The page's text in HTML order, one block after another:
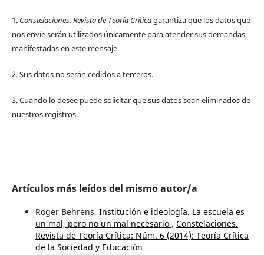
1. Constelaciones. Revista de Teoría Críticagarantiza que los datos que
nos envíe serán utilizados únicamente para atender sus demandas
manifestadas en este mensaje.
2. Sus datos no serán cedidos a terceros.
3. Cuando lo desee puede solicitar que sus datos sean eliminados de
nuestros registros.
Artículos más leídos del mismo autor/a
Roger Behrens, Institución e ideología. La escuela es
un mal, pero no un mal necesario , Constelaciones.
Revista de Teoría Crítica: Núm. 6 (2014): Teoría Crítica
de la Sociedad y Educación